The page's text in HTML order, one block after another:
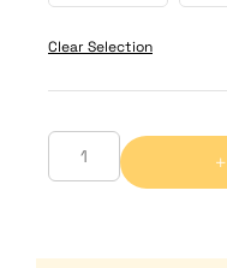
Clear Selection